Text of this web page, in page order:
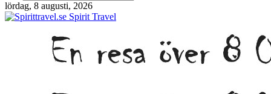
lördag, 8 augusti, 2026
Spirit Travel